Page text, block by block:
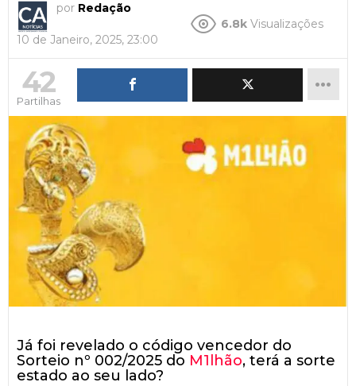
por Redação
10 de Janeiro, 2025, 23:00
6.8k Visualizações
42
Partilhas
Já foi revelado o código vencedor do
Sorteio nº 002/2025 do M1lhão, terá a sorte
estado ao seu lado?